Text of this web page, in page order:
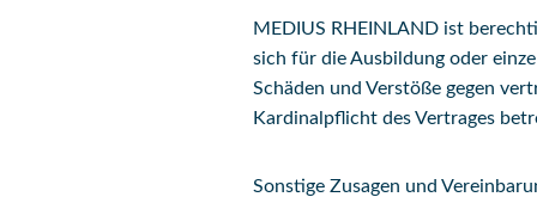
MEDIUS RHEINLAND ist
sich für die Ausbildung oder
Schäden und Verstöße gegen
Kardinalpflicht des Vertrages
Sonstige Zusagen und